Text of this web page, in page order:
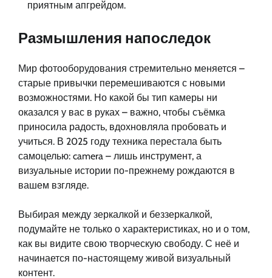
приятным апгрейдом.
Размышления напоследок
Мир фотооборудования стремительно меняется –
старые привычки перемешиваются с новыми
возможностями. Но какой бы тип камеры ни
оказался у вас в руках – важно, чтобы съёмка
приносила радость, вдохновляла пробовать и
учиться. В 2025 году техника перестала быть
самоцелью: camera – лишь инструмент, а
визуальные истории по-прежнему рождаются в
вашем взгляде.
Выбирая между зеркалкой и беззеркалкой,
подумайте не только о характеристиках, но и о том,
как вы видите свою творческую свободу. С неё и
начинается по-настоящему живой визуальный
контент.